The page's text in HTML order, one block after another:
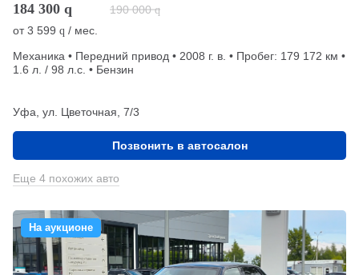
184 300 q 190 000 q
от3 599 q / мес.
Механика • Передний привод • 2008 г. в. • Пробег: 179 172 км •
1.6 л. / 98 л.с. • Бензин
Уфа, ул. Цветочная, 7/3
Позвонить в автосалон
Еще 4 похожих авто
На аукционе